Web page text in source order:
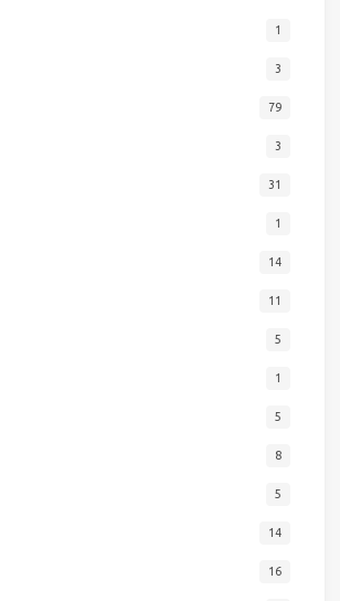
1
3
79
3
31
1
14
11
5
1
5
8
5
14
16